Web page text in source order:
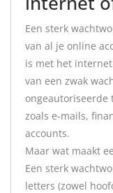
Een sterk
van al je online
is met het
van een zwak
ongeautoriseerde
zoals e-mails,
accounts.
Maar wat maakt
Een sterk
letters (zowel